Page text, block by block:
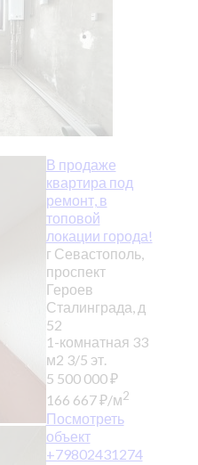
В продаже
квартира под
ремонт, в
топовой
локации города!
г Севастополь,
проспект
Героев
Сталинграда, д
52
1-комнатная 33
м2 3/5 эт.
5 500 000₽
166 667₽/м2
Посмотреть
объект
+79802431274